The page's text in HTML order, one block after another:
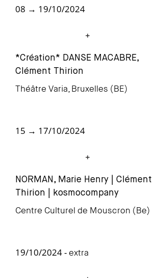
08 → 19/10/2024
*Création* DANSE MACABRE,
Clément Thirion
Théâtre Varia, Bruxelles (BE)
15 → 17/10/2024
NORMAN, Marie Henry | Clément
Thirion | kosmocompany
Centre Culturel de Mouscron (Be)
19/10/2024 - extra